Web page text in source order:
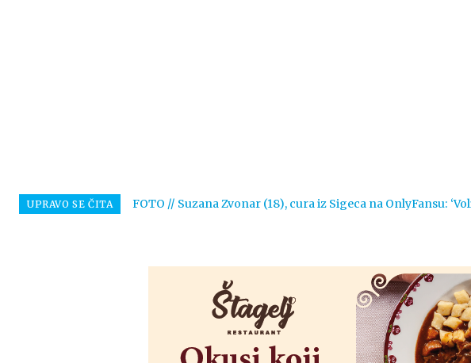
UPRAVO SE ČITA FOTO // Suzana Zvonar (18), cura iz Sigeca na OnlyFansu: